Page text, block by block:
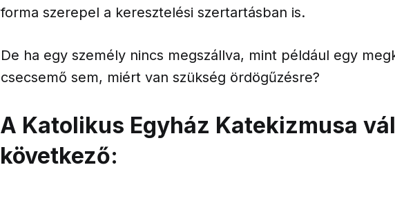
forma szerepel a keresztelési szertartásban is.
De ha egy személy nincs megszállva, mint például egy
csecsemő sem, miért van szükség ördögűzésre?
A Katolikus Egyház Katekizmusa
következő: